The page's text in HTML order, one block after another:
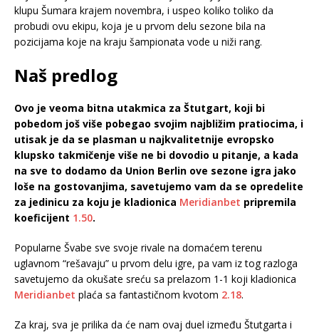
klupu Šumara krajem novembra, i uspeo koliko toliko da
probudi ovu ekipu, koja je u prvom delu sezone bila na
pozicijama koje na kraju šampionata vode u niži rang.
Naš predlog
Ovo je veoma bitna utakmica za Štutgart, koji bi
pobedom još više pobegao svojim najbližim pratiocima, i
utisak je da se plasman u najkvalitetnije evropsko
klupsko takmičenje više ne bi dovodio u pitanje, a kada
na sve to dodamo da Union Berlin ove sezone igra jako
loše na gostovanjima, savetujemo vam da se opredelite
za jedinicu za koju je kladionica Meridianbet pripremila
koeficijent 1.50.
Popularne Švabe sve svoje rivale na domaćem terenu
uglavnom “rešavaju” u prvom delu igre, pa vam iz tog razloga
savetujemo da okušate sreću sa prelazom 1-1 koji kladionica
Meridianbet plaća sa fantastičnom kvotom 2.18.
Za kraj, sva je prilika da će nam ovaj duel između Štutgarta i